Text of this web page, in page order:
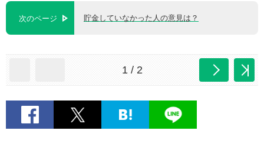
次のページ 貯金していなかった人の意見は？
1 / 2